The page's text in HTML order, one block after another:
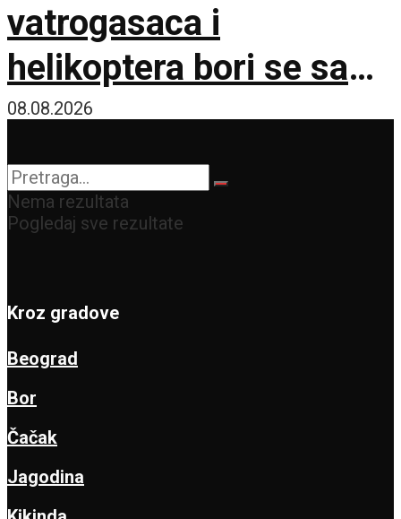
vatrogasaca i
helikoptera bori se sa
vatrenom stihijom!
08.08.2026
Nema rezultata
Pogledaj sve rezultate
Kroz gradove
Beograd
Bor
Čačak
Jagodina